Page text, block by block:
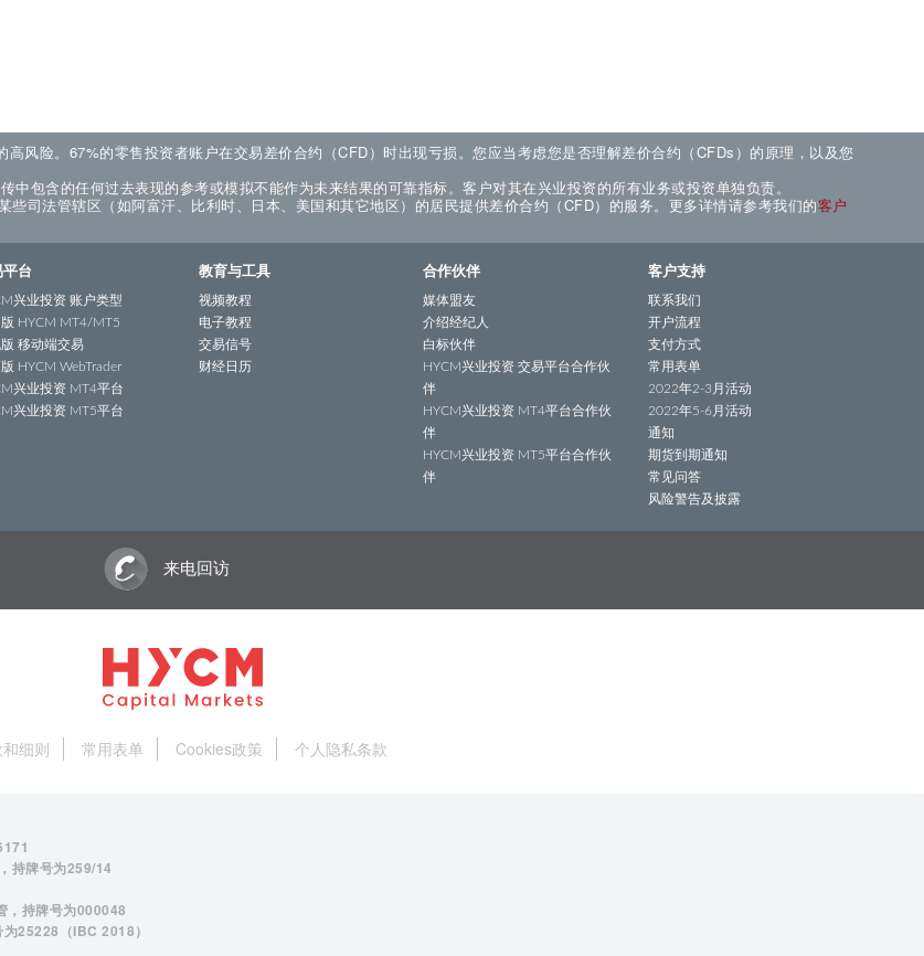
风险。67%的零售投资者账户在交易差价合约（CFD）时出现亏损。您应当考虑您是否理解差价合约（CFDs）的原理，以及您
包含的任何过去表现的参考或模拟不能作为未来结果的可靠指标。客户对其在兴业投资的所有业务或投资单独负责。
司法管辖区（如阿富汗、比利时、日本、美国和其它地区）的居民提供差价合约（CFD）的服务。更多详情请参考我们的客户
平台
兴业投资 账户类型
版 HYCM MT4/MT5
移动端交易
HYCM WebTrader
兴业投资 MT4平台
兴业投资 MT5平台
教育与工具
视频教程
电子教程
交易信号
财经日历
合作伙伴
媒体盟友
介绍经纪人
白标伙伴
HYCM兴业投资 交易平台合作伙
伴
HYCM兴业投资 MT4平台合作伙
伴
HYCM兴业投资 MT5平台合作伙
伴
客户支持
联系我们
开户流程
支付方式
常用表单
2022年2-3月活动
2022年5-6月活动
通知
期货到期通知
常见问答
风险警告及披露
来电回访
细则 常用表单 Cookies政策 个人隐私条款
持牌号为259/14
，持牌号为000048
25228（IBC 2018）